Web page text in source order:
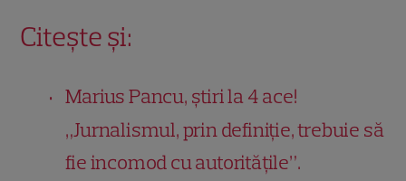
Citește și:
Marius Pancu, știri la 4 ace!
„Jurnalismul, prin definiție, trebuie să
fie incomod cu autoritățile”.